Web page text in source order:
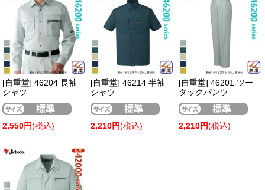
[自重堂] 46204 長袖
シャツ
2,550円(税込)
[自重堂] 46214 半袖
シャツ
2,210円(税込)
[自重堂] 46201 ツー
タックパンツ
2,210円(税込)